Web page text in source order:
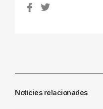
Notícies relacionades